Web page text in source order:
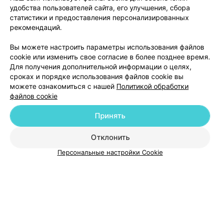
ЭФФЕКТИВНАЯ РЕКЛАМА НА САЙТЕ
Добавить компанию
Добавить специалиста
удобства пользователей сайта, его улучшения, сбора
статистики и предоставления персонализированных
рекомендаций.
Вы можете настроить параметры использования файлов
cookie или изменить свое согласие в более позднее время.
Для получения дополнительной информации о целях,
сроках и порядке использования файлов cookie вы
можете ознакомиться с нашей Политикой обработки
файлов cookie
Отклонить
Принять
Персональные настройки Cookie